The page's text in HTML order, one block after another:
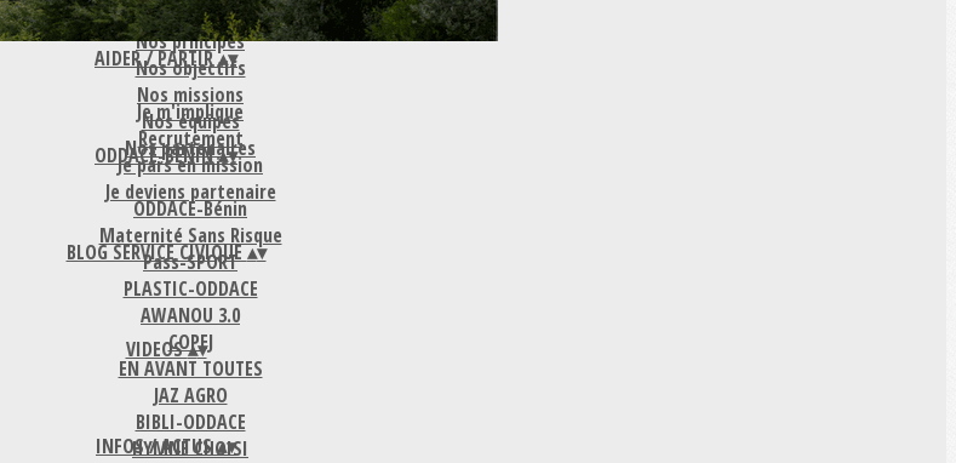
Notre histoire
Nos principes
Nos objectifs
Nos missions
Nos équipes
Nos partenaires
AIDER / PARTIR▴▾
Je m'implique
Recrutement
Je pars en mission
Je deviens partenaire
ODDACE-BENIN▴▾
ODDACE-Bénin
Maternité Sans Risque
Pass-SPORT
PLASTIC-ODDACE
AWANOU 3.0
COPEJ
EN AVANT TOUTES
JAZ AGRO
BIBLI-ODDACE
HYMNE CHOISI
BLOG SERVICE CIVIQUE▴▾
VIDEOS▴▾
INFOS / ACTUS▴▾